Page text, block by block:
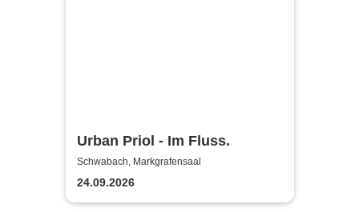
Urban Priol - Im Fluss.
Schwabach, Markgrafensaal
24.09.2026